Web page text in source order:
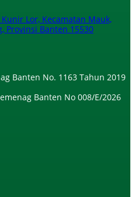
Lor, Kecamatan Mauk,
Provinsi Banten 15530
Banten No. 1163 Tahun 2019
Banten No 008/E/2026​